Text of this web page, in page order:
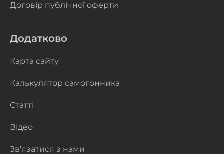
Договір публічної оферти
Додатково
Карта сайту
Калькулятор самогонника
Статті
Відео
Зв'язатися з нами